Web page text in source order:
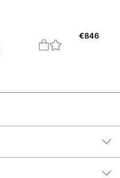
€846